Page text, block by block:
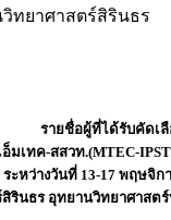
ทยาศาสตร์สิรินธร
รายชื่อผู้ที่ได้รับคัดเ
เทค-สสวท.(MTEC-IPST
ระหว่างวันที่ 13-17 พฤษจิก
รินธร อุทยานวิทยาศาสต